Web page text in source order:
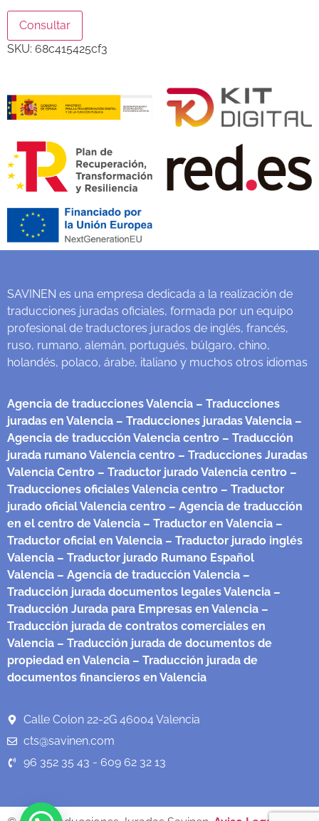
Consultar
SKU: 68c415425cf3
SAVINEN es una empresa dedicada a la realización de
traducciones juradas oficiales, formada por un equipo
profesional de traductores jurados de inglés, francés,
ruso, rumano, alemán, portugués, búlgaro, chino,
holandés, polaco, árabe, italiano y muchos otros idiomas
Agencia de traducciones Valencia – Traducciones
juradas en Valencia – Traducciones juradas Valencia –
Agencia de traducción Valencia centro – Traducción
jurada rumano Valencia centro – Traducciones Juradas
Valencia Centro – Traductor jurado Valencia centro –
Traducciones oficiales Valencia centro – Traductor
jurado oficial Valencia centro – Agencia de traducción
en el centro de Valencia – Traductor en Valencia –
Traductor oficial en Valencia – Traductor jurado inglés
Valencia – Traductor jurado Rumano Español
Valencia – Agencia de traducción Valencia –
Traducción jurada documentos legales Valencia –
Traducción Jurada para Empresas en Valencia –
Traducción jurada de contratos comerciales en
Valencia – Traducción jurada de documentos de
propiedad en Valencia – Traducción jurada de
documentos financieros en Valencia
Calle Colon 22-2G 46004 Valencia
cts@savinen.com
96 352 35 43 - 609 62 32 13